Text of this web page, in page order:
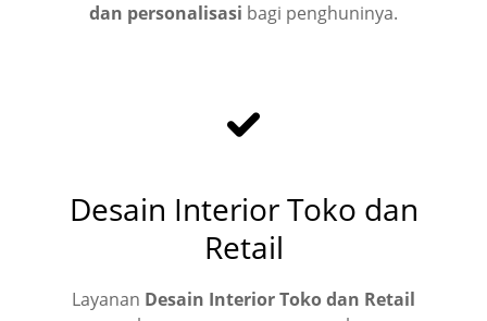
dan personalisasi bagi penghuninya.
Desain Interior Toko dan
Retail
Layanan Desain Interior Toko dan Retail